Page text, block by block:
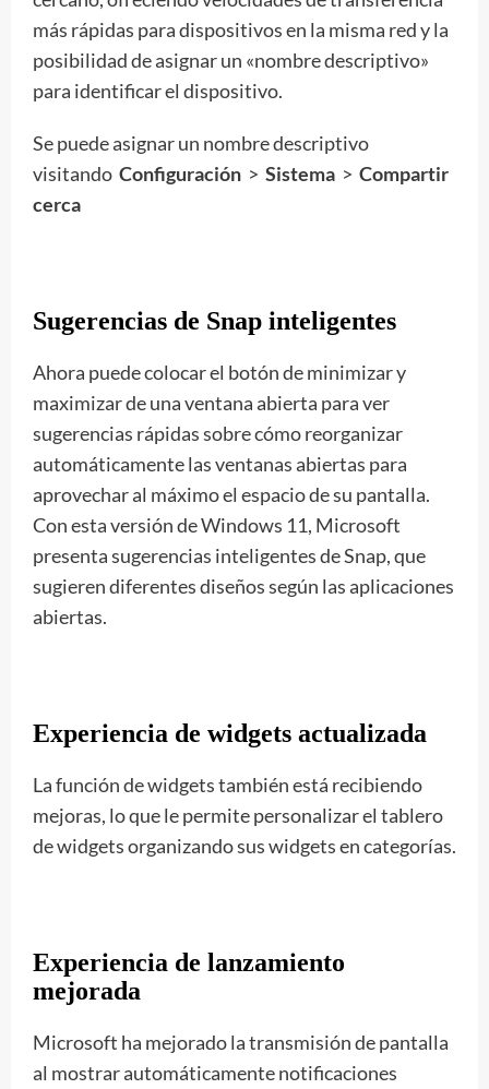
más rápidas para dispositivos en la misma red y la
posibilidad de asignar un «nombre descriptivo»
para identificar el dispositivo.
Se puede asignar un nombre descriptivo
visitando Configuración > Sistema > Compartir
cerca
Sugerencias de Snap inteligentes
Ahora puede colocar el botón de minimizar y
maximizar de una ventana abierta para ver
sugerencias rápidas sobre cómo reorganizar
automáticamente las ventanas abiertas para
aprovechar al máximo el espacio de su pantalla.
Con esta versión de Windows 11, Microsoft
presenta sugerencias inteligentes de Snap, que
sugieren diferentes diseños según las aplicaciones
abiertas.
Experiencia de widgets actualizada
La función de widgets también está recibiendo
mejoras, lo que le permite personalizar el tablero
de widgets organizando sus widgets en categorías.
Experiencia de lanzamiento
mejorada
Microsoft ha mejorado la transmisión de pantalla
al mostrar automáticamente notificaciones